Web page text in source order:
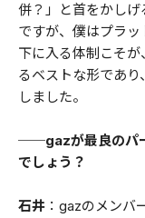
併？」と首をかしげ
ですが、僕はプラ
下に入る体制こそ
るベストな形であ
しました。
──gazが最良のパ
でしょう？
石井 ：gazのメンバ